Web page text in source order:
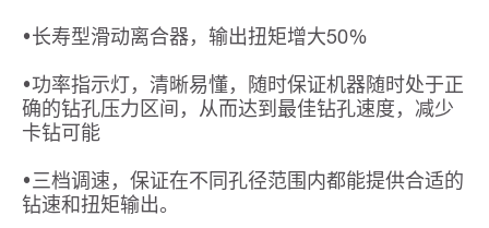
•长寿型滑动离合器，输出扭矩增大50%
•功率指示灯，清晰易懂，随时保证机器随时处于正
确的钻孔压力区间，从而达到最佳钻孔速度，减少
卡钻可能
•三档调速，保证在不同孔径范围内都能提供合适的
钻速和扭矩输出。